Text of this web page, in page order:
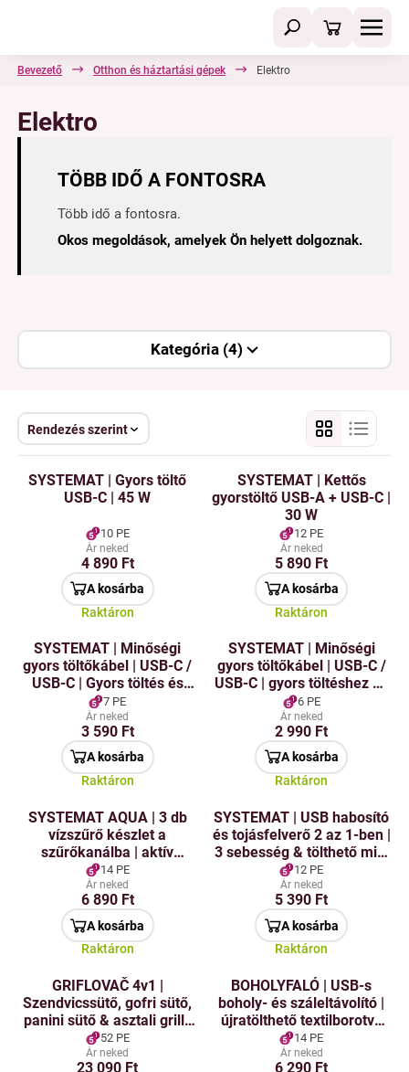
Bevezető Otthon és háztartási gépek Elektro
Elektro
TÖBB IDŐ A FONTOSRA
Több idő a fontosra.
Okos megoldások, amelyek Ön helyett dolgoznak.
Kategória (4)
Rendezés szerint
SYSTEMAT | Gyors töltő
USB-C | 45 W
10 PE
Ár neked
4 890 Ft
A kosárba
Raktáron
SYSTEMAT | Kettős
gyorstöltő USB-A + USB-C |
30 W
12 PE
Ár neked
5 890 Ft
A kosárba
Raktáron
SYSTEMAT | Minőségi
gyors töltőkábel | USB-C /
USB-C | Gyors töltés és
adatátvitel | 2 m
7 PE
Ár neked
3 590 Ft
A kosárba
Raktáron
SYSTEMAT | Minőségi
gyors töltőkábel | USB-C /
USB-C | gyors töltéshez és
adatátvitelhez | 1 m
6 PE
Ár neked
2 990 Ft
A kosárba
Raktáron
SYSTEMAT AQUA | 3 db
vízszűrő készlet a
szűrőkanálba | aktív
szénnel a tiszta és ízletes
vízért
14 PE
Ár neked
6 890 Ft
A kosárba
Raktáron
SYSTEMAT | USB habosító
és tojásfelverő 2 az 1-ben |
3 sebesség & tölthető mini
felverő
12 PE
Ár neked
5 390 Ft
A kosárba
Raktáron
GRIFLOVAČ 4v1 |
Szendvicssütő, gofri sütő,
panini sütő & asztali grill |
kerámia BIOPAN®
deszkák
52 PE
Ár neked
23 090 Ft
BOHOLYFALÓ | USB-s
boholy- és száleltávolító |
újratölthető textilborotva
csatlakozóval | fekete
14 PE
Ár neked
6 290 Ft